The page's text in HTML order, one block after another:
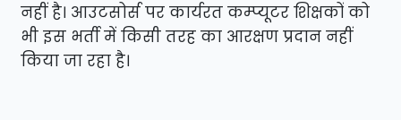
नहीं है। आउटसोर्स पर कार्यरत कम्प्यूटर शिक्षकों को
भी इस भर्ती में किसी तरह का आरक्षण प्रदान नहीं
किया जा रहा है।